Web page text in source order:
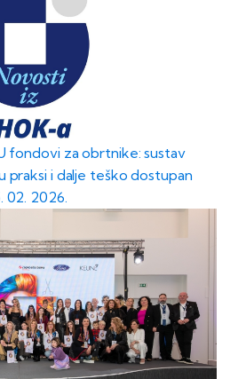
fondovi za obrtnike: sustav
praksi i dalje teško dostupan
02. 2026.